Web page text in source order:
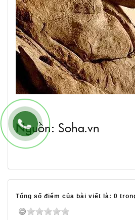
Nguồn: Soha.vn
Tổng số điểm của bài viết là: 0